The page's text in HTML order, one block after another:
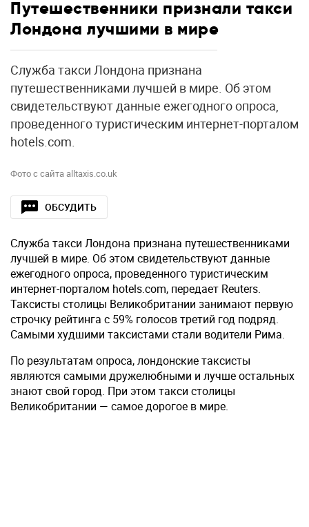
Путешественники признали такси
Лондона лучшими в мире
Служба такси Лондона признана
путешественниками лучшей в мире. Об этом
свидетельствуют данные ежегодного опроса,
проведенного туристическим интернет-порталом
hotels.com.
Фото с сайта alltaxis.co.uk
ОБСУДИТЬ
Служба такси Лондона признана путешественниками
лучшей в мире. Об этом свидетельствуют данные
ежегодного опроса, проведенного туристическим
интернет-порталом hotels.com, передает Reuters.
Таксисты столицы Великобритании занимают первую
строчку рейтинга с 59% голосов третий год подряд.
Самыми худшими таксистами стали водители Рима.
По результатам опроса, лондонские таксисты
являются самыми дружелюбными и лучше остальных
знают свой город. При этом такси столицы
Великобритании — самое дорогое в мире.